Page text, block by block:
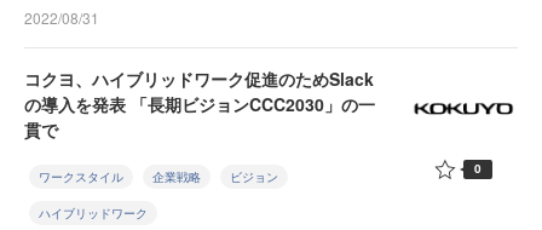
2022/08/31
コクヨ、ハイブリッドワーク促進のためSlack
の導入を発表 「長期ビジョンCCC2030」の一
貫で
ワークスタイル 企業戦略 ビジョン
ハイブリッドワーク
0